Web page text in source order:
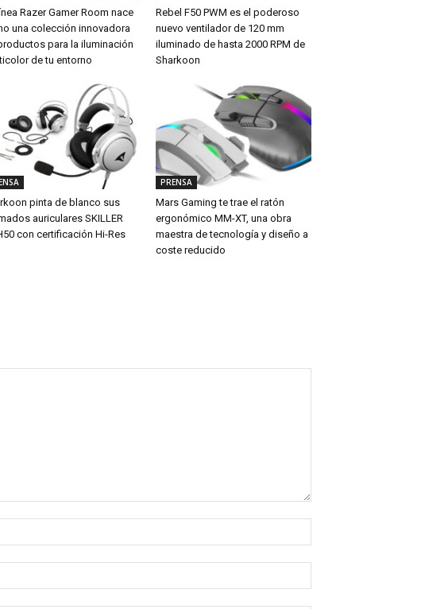
Razer Gamer Room nace
una colección innovadora
para la iluminación
de tu entorno
Rebel F50 PWM es el poderoso
nuevo ventilador de 120 mm
iluminado de hasta 2000 RPM de
Sharkoon
pinta de blanco sus
auriculares SKILLER
con certificación Hi-Res
PRENSA
Mars Gaming te trae el ratón
ergonómico MM-XT, una obra
maestra de tecnología y diseño a
coste reducido